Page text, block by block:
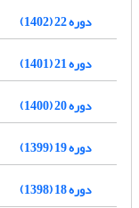
دوره 22 (1402)
دوره 21 (1401)
دوره 20 (1400)
دوره 19 (1399)
دوره 18 (1398)